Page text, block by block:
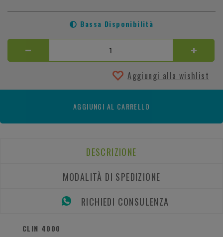
Bassa Disponibilità
Aggiungi alla wishlist
AGGIUNGI AL CARRELLO
DESCRIZIONE
MODALITÀ DI SPEDIZIONE
RICHIEDI CONSULENZA
CLIN 4000